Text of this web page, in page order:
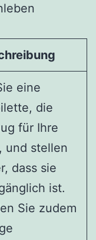
eine
die
für Ihre
und stellen
dass sie
ist.
Sie zudem